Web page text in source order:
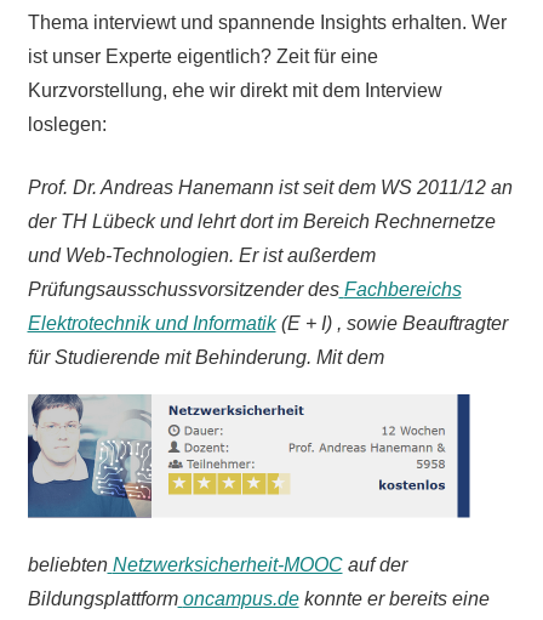
Thema interviewt und spannende Insights erhalten. Wer
ist unser Experte eigentlich? Zeit für eine
Kurzvorstellung, ehe wir direkt mit dem Interview
loslegen:
Prof. Dr. Andreas Hanemann ist seit dem WS 2011/12 an
der TH Lübeck und lehrt dort im Bereich Rechnernetze
und Web-Technologien. Er ist außerdem
Prüfungsausschussvorsitzender des Fachbereichs
Elektrotechnik und Informatik(E + I) , sowie Beauftragter
für Studierende mit Behinderung. Mit dem
beliebten Netzwerksicherheit-MOOC auf der
Bildungsplattform oncampus.dekonnte er bereits eine